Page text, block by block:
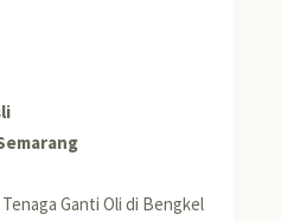
Ganti Oli di Bengkel